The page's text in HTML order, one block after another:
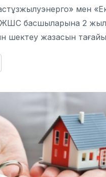
мен
ЖШС басшыларына 2 жыл
шектеу жазасын